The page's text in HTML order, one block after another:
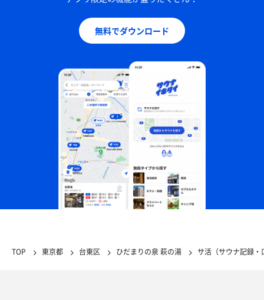
無料でダウンロード
TOP 東京都 台東区 ひだまりの泉 萩の湯 サ活（サウナ記録・